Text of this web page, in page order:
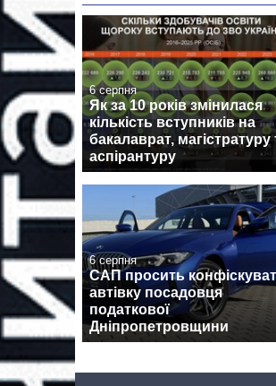
6 серпня
Як за 10 років змінилася
кількість вступників на
бакалаврат, магістратуру
аспірантуру
6 серпня
САП просить
автівку посадовця
податкової
Дніпропетровщини